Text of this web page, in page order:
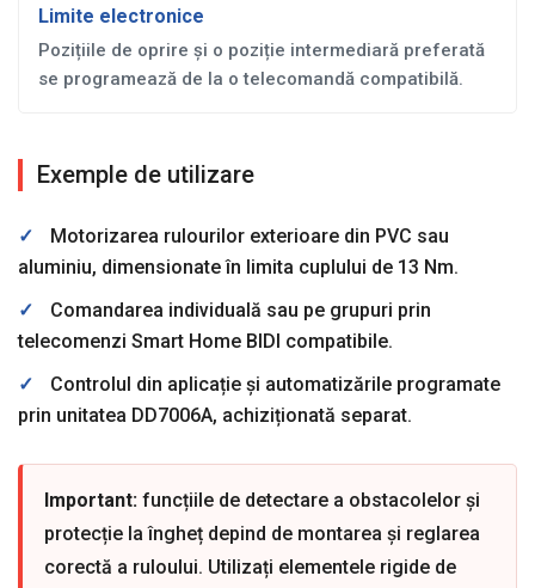
Limite electronice
Pozițiile de oprire și o poziție intermediară preferată
se programează de la o telecomandă compatibilă.
Exemple de utilizare
✓
Motorizarea rulourilor exterioare din PVC sau
aluminiu, dimensionate în limita cuplului de 13 Nm.
✓
Comandarea individuală sau pe grupuri prin
telecomenzi Smart Home BIDI compatibile.
✓
Controlul din aplicație și automatizările programate
prin unitatea DD7006A, achiziționată separat.
Important: funcțiile de detectare a obstacolelor și
protecție la îngheț depind de montarea și reglarea
corectă a ruloului. Utilizați elementele rigide de